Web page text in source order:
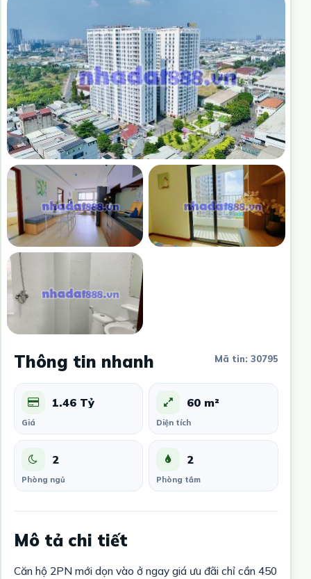
Thông tin nhanh Mã tin: 30795
1.46 Tỷ
Giá
60 m²
Diện tích
2
Phòng ngủ
2
Phòng tắm
Mô tả chi tiết
Căn hộ 2PN mới dọn vào ở ngay giá ưu đãi chỉ cần 450